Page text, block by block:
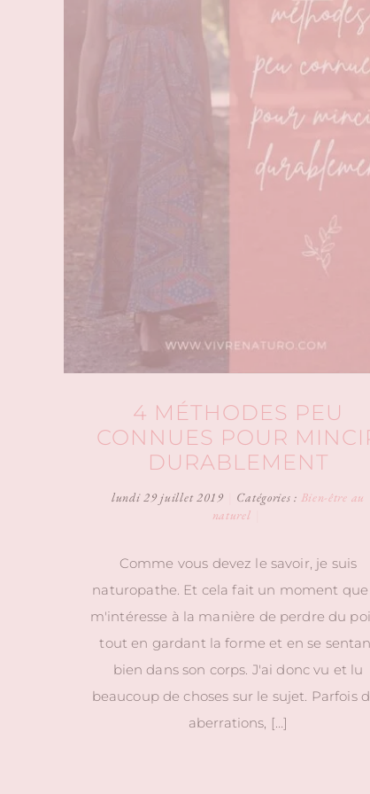
4 MÉTHODES PEU
CONNUES POUR
DURABLEMENT
lundi 29 juillet 2019 Catégories : Bien-être au
naturel
Comme vous devez le savoir, je suis
naturopathe. Et cela fait un moment que
m'intéresse à la manière de perdre du
tout en gardant la forme et en se
bien dans son corps. J'ai donc vu et lu
beaucoup de choses sur le sujet. Parfois
aberrations, […]